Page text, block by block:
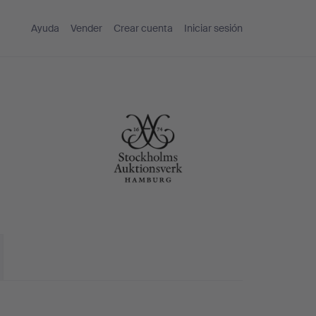
Ayuda Vender Crear cuenta Iniciar sesión